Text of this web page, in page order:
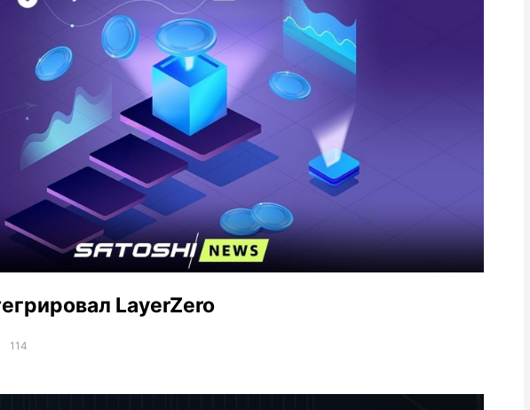
LayerZero
114